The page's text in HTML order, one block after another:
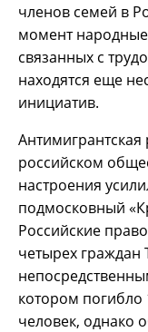
членов семей в
момент народные
связанных с
находятся еще
инициатив.
российском
настроения
подмосковный
Российские
четырех граждан
котором погибло
человек, однако